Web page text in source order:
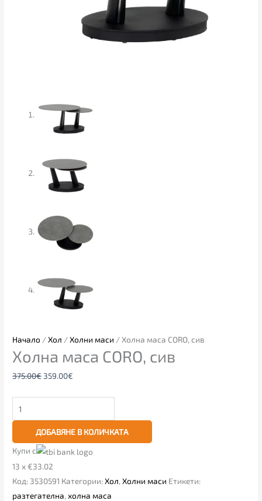
Начало /Хол /Холни маси / Холна маса CORO, сив
Холна маса CORO, сив
375.00€ 359.00€
ДОБАВЯНЕ В КОЛИЧКАТА
Купи с
13 x €33.02
Код: 3530591 Категории:Хол,Холни маси Етикети:
разтегателна,холна маса